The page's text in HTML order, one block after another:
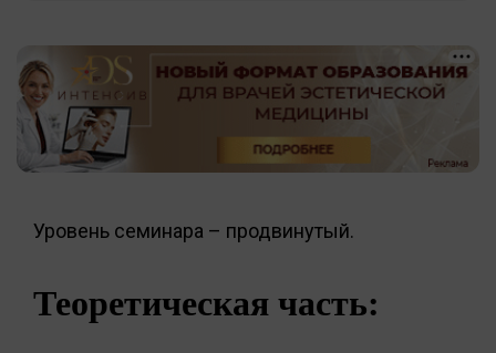
Уровень семинара – продвинутый.
Теоретическая часть: